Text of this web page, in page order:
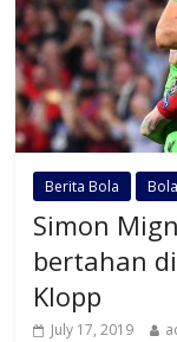
Berita Bola Bola
Simon
bertahan
Klopp
July 17, 2019